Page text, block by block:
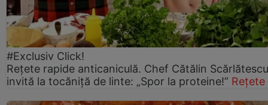
#Exclusiv Click!
Rețete rapide anticaniculă. Chef Cătălin
invită la tocăniță de linte: „Spor la proteine!” Rețete